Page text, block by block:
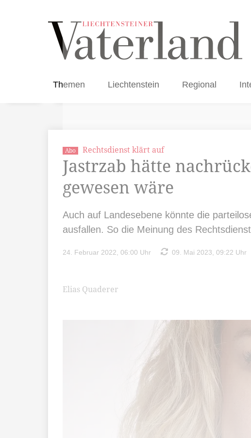
Themen Liechtenstein Regional
Abo Rechtsdienst klärt auf
Jastrzab hätte
gewesen wäre
Auch auf Landesebene könnte die
ausfallen. So die Meinung des
24. Februar 2022, 06:00 Uhr 09. Mai 2023, 09:22 Uhr
Elias Quaderer